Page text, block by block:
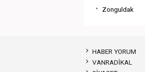
Zonguldak
HABER YORUM
VANRADİKAL